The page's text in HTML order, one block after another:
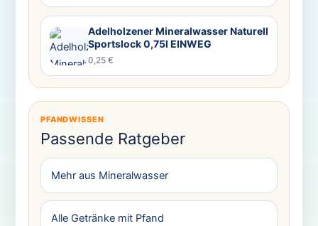
Adelholzener Mineralwasser Naturell
Sportslock 0,75l EINWEG
0,25 €
PFANDWISSEN
Passende Ratgeber
Mehr aus Mineralwasser
Alle Getränke mit Pfand